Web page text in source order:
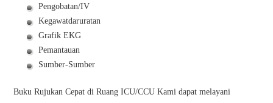
Pengobatan/IV
Kegawatdaruratan
Grafik EKG
Pemantauan
Sumber-Sumber
Buku Rujukan Cepat di Ruang ICU/CCU Kami dapat melayani